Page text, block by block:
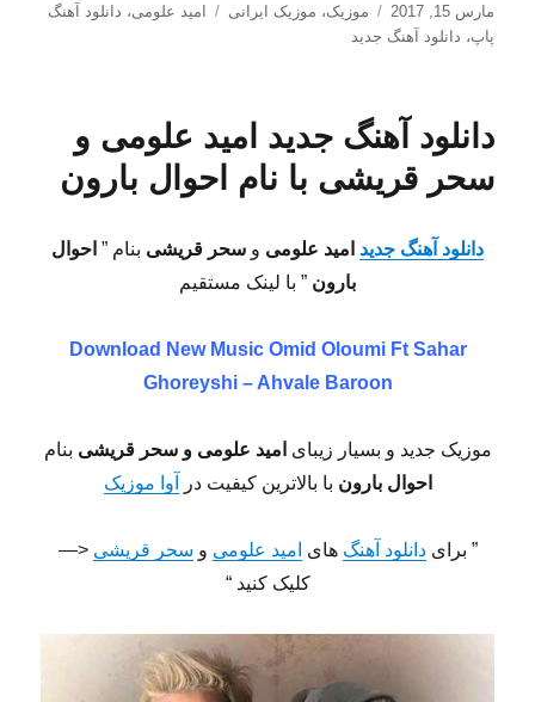
ارسال
شده
مارس 15, 2017 دسته‌ها
موزیک، موزیک ایرانی برچسب‌ها
امید علومی، دانلود آهنگ
پاپ، دانلود آهنگ جدید
دانلود آهنگ جدید امید علومی و
سحر قریشی با نام احوال بارون
دانلود آهنگ جدید امید علومی و سحر قریشی بنام ” احوال
بارون ” با لینک مستقیم
Download New MusicOmid Oloumi Ft Sahar
Ghoreyshi – Ahvale Baroon
موزیک جدید و بسیار زیبای امید علومی و سحر قریشی بنام
احوال بارون با بالاترین کیفیت در آوا موزیک
” برایدانلود آهنگ های امید علومی و سحر قریشی <—
کلیک کنید “